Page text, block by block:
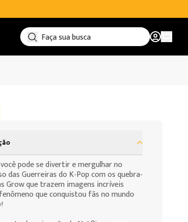
pode se divertir e mergulhar no
das Guerreiras do K-Pop com os quebra-
Grow que trazem imagens incríveis
que conquistou fãs no mundo